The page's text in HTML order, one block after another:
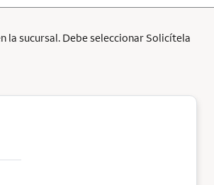
sucursal. Debe seleccionar Solicítela